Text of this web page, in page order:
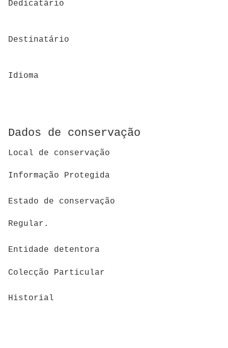
Dedicatário
Destinatário
Idioma
Dados de conservação
Local de conservação
Informação Protegida
Estado de conservação
Regular.
Entidade detentora
Colecção Particular
Historial